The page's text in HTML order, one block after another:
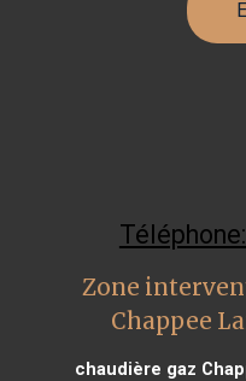
Zone
Chappee
chaudière gaz